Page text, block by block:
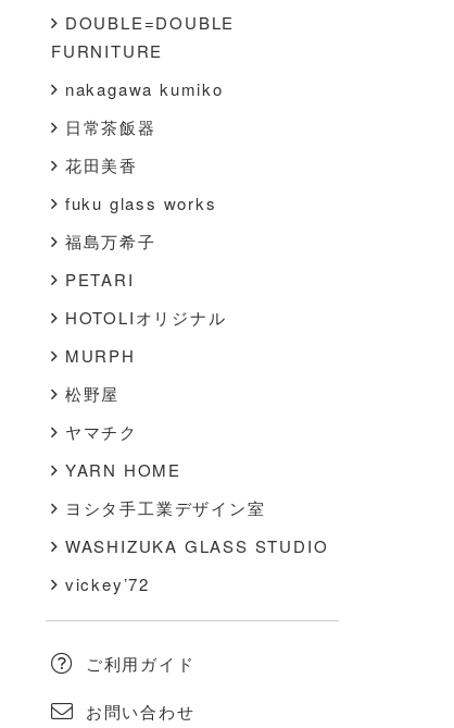
DOUBLE=DOUBLE
FURNITURE
nakagawa kumiko
日常茶飯器
花田美香
fuku glass works
福島万希子
PETARI
HOTOLIオリジナル
MURPH
松野屋
ヤマチク
YARN HOME
ヨシタ手工業デザイン室
WASHIZUKA GLASS STUDIO
vickey’72
ご利用ガイド
お問い合わせ